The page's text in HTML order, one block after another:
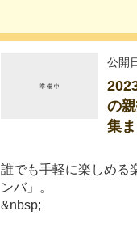
公開
の
集ま
誰でも手軽に楽しめる
ンバ」。
&nbsp;